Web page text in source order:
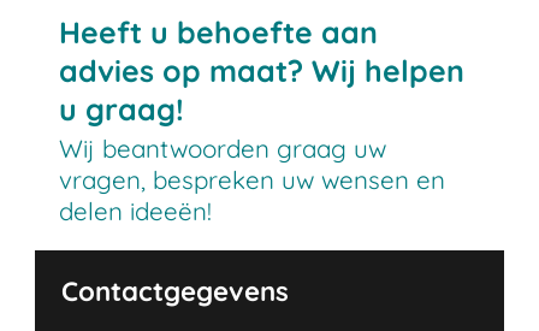
Heeft u behoefte aan
advies op maat? Wij helpen
u graag!
Wij beantwoorden graag uw
vragen, bespreken uw wensen en
delen ideeën!
Contactgegevens